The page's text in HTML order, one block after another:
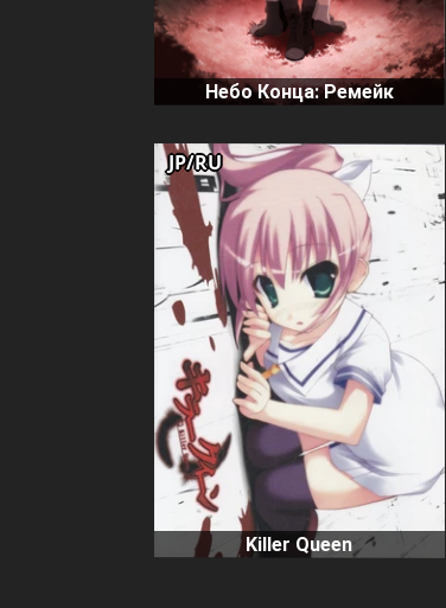
Небо Конца: Ремейк
Killer Queen
JP/RU